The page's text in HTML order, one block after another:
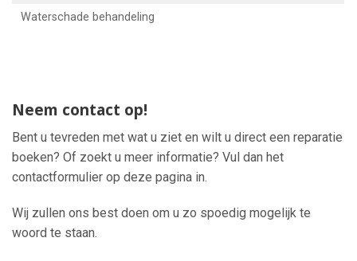
Waterschade behandeling
Neem contact op!
Bent u tevreden met wat u ziet en wilt u direct een reparatie
boeken? Of zoekt u meer informatie? Vul dan het
contactformulier op deze pagina in.
Wij zullen ons best doen om u zo spoedig mogelijk te
woord te staan.